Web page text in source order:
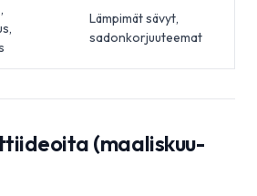
Lämpimät sävyt,
sadonkorjuuteemat
(maaliskuu-